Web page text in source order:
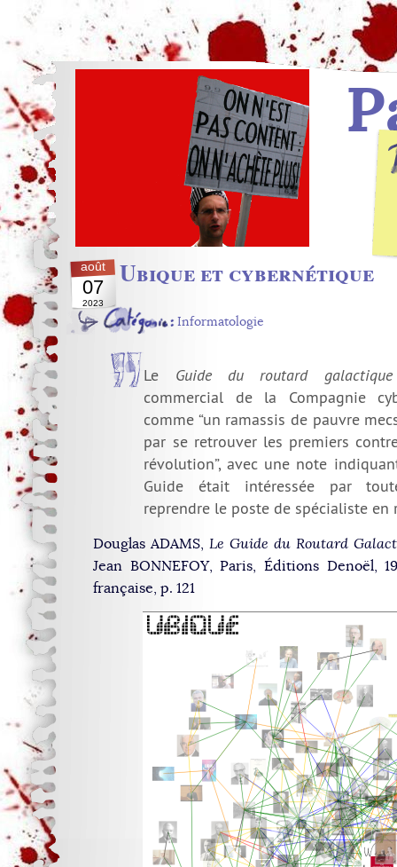
août
07
2023
Ubique et cybernétique
Informatologie
Le Guide du routard galactique
commercial de la Compagnie
comme “un ramassis de pauvre
par se retrouver les premiers
révolution”, avec une note
Guide était intéressée par
reprendre le poste de spécialiste en
Douglas ADAMS, Le Guide du Routard
Jean BONNEFOY, Paris, Éditions Denoël,
française, p. 121